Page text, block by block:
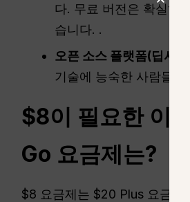
다. 무료 버전은 확실히
습니다. .
오픈 소스 플랫폼(딥서
기술에 능숙한 사람들
$8이 필요한 이유
Go 요금제는?
$8 요금제는 $20 Plus 요금제